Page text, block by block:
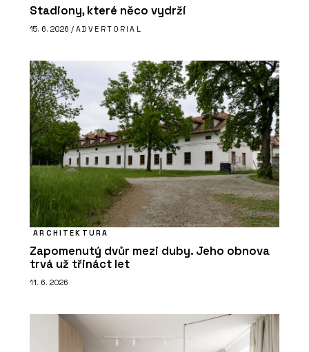
Stadiony, které něco vydrží
15. 6. 2026 / ADVERTORIAL
ARCHITEKTURA
Zapomenutý dvůr mezi duby. Jeho obnova
trvá už třináct let
11. 6. 2026